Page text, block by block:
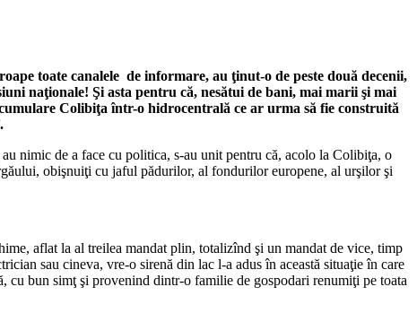
toate canalele de informare, au ţinut-o de peste două decenii,
naţionale! Şi asta pentru că, nesătui de bani, mai marii şi mai
Colibiţa într-o hidrocentrală ce ar urma să fie construită
nimic de a face cu politica, s-au unit pentru că, acolo la Colibiţa, o
obişnuiţi cu jaful pădurilor, al fondurilor europene, al urşilor şi
aflat la al treilea mandat plin, totalizînd şi un mandat de vice, timp
sau cineva, vre-o sirenă din lac l-a adus în această situaţie în care
cu bun simţ şi provenind dintr-o familie de gospodari renumiţi pe toata